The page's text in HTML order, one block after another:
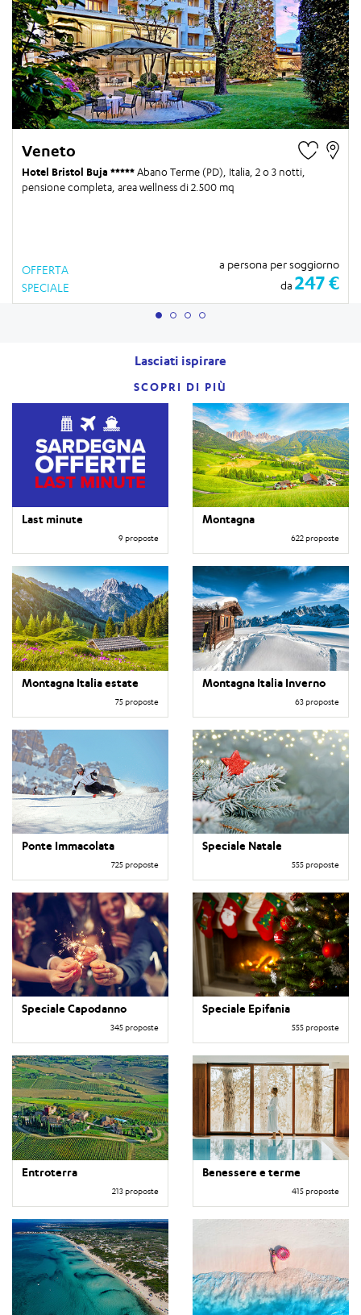
Veneto
Hotel Bristol Buja Abano Terme (PD), Italia, 2 o 3 notti
pensione completa, area wellness di 2.500 mq
OFFERTA
SPECIALE
a persona per soggiorno
da 247 €
Lasciati ispirare
SCOPRI DI PIÙ
Last minute
9 proposte
Montagna
622 proposte
Montagna Italia estate
75 proposte
Montagna Italia Inverno
63 proposte
Ponte Immacolata
725 proposte
Speciale Natale
555 proposte
Speciale Capodanno
345 proposte
Speciale Epifania
555 proposte
Entroterra
213 proposte
Benessere e terme
415 proposte